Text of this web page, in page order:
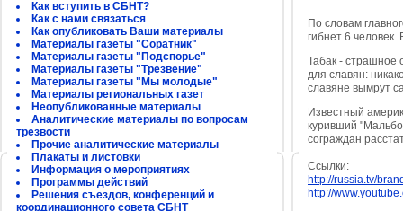
Как вступить в СБНТ?
Как с нами связаться
Как опубликовать Ваши материалы
Материалы газеты "Соратник"
Материалы газеты "Подспорье"
Материалы газеты "Трезвение"
Материалы газеты "Мы молодые"
Материалы региональных газет
Неопубликованные материалы
Аналитические материалы по вопросам
трезвости
Прочие аналитические материалы
Плакаты и листовки
Информация о мероприятиях
Программы действий
Решения съездов, конференций и
координационного совета СБНТ
По словам
гибнет 6
Табак - страшное
для славян:
славяне вымрут
Известный
куривший
сограждан
Ссылки:
http://russia.tv/
http://